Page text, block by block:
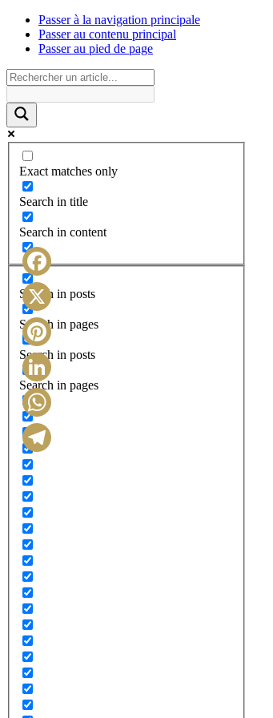
Passer à la navigation principale
Passer au contenu principal
Passer au pied de page
Exact matches only
Search in title
Search in content
Search in posts
Search in pages
Search in posts
Search in pages
Facebook
X
Pinterest
LinkedIn
WhatsApp
Telegram